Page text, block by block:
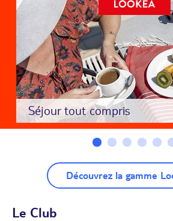
Séjour tout compris
Découvrez la gamme
Le Club